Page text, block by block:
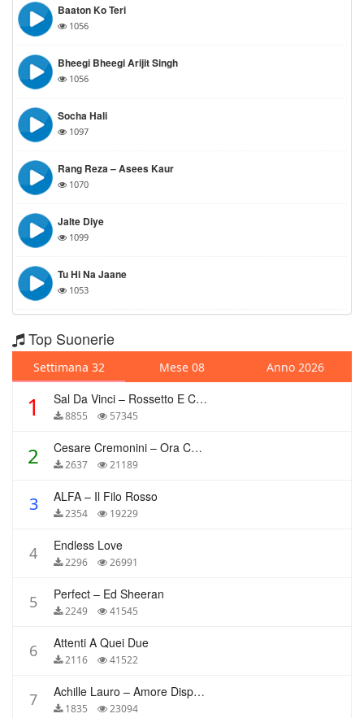
Baaton Ko Teri
1056
Bheegi Bheegi Arijit Singh
1056
Socha Hali
1097
Rang Reza – Asees Kaur
1070
Jalte Diye
1099
Tu Hi Na Jaane
1053
Top Suonerie
Settimana 32 Mese 08 Anno 2026
1 Sal Da Vinci – Rossetto E Caffè
8855 57345
2 Cesare Cremonini – Ora Che Non Ho Più Te
2637 21189
3 ALFA – Il Filo Rosso
2354 19229
4 Endless Love
2296 26991
5 Perfect – Ed Sheeran
2249 41545
6 Attenti A Quei Due
2116 41522
7 Achille Lauro – Amore Disperato
1835 23094